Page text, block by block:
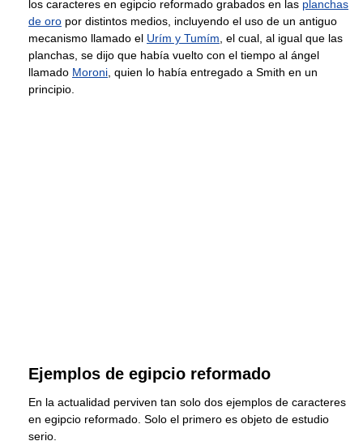
los caracteres en egipcio reformado grabados en las planchas
de oro por distintos medios, incluyendo el uso de un antiguo
mecanismo llamado el Urím y Tumím , el cual, al igual que las
planchas, se dijo que había vuelto con el tiempo al ángel
llamado Moroni , quien lo había entregado a Smith en un
principio.
Ejemplos de egipcio reformado
En la actualidad perviven tan solo dos ejemplos de caracteres
en egipcio reformado. Solo el primero es objeto de estudio
serio.